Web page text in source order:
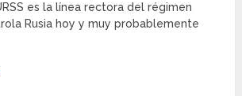
es la línea rectora del régimen
Rusia hoy y muy probablemente